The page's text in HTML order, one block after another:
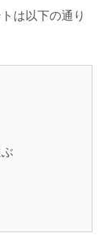
は以下の通り